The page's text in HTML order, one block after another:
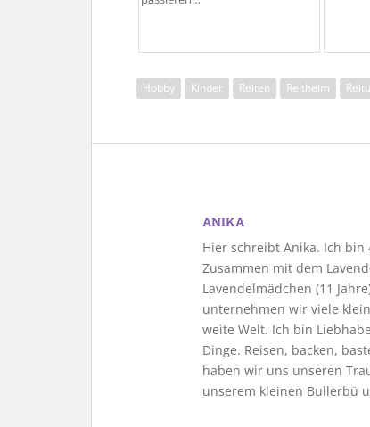
Hobby Kinder Reiten Reithelm
ANIKA
Hier schreibt Anika. Ich
Zusammen mit dem
Lavendelmädchen (11
unternehmen wir viele
weite Welt. Ich bin
Dinge. Reisen, backen,
haben wir uns unseren
unserem kleinen Bullerbü